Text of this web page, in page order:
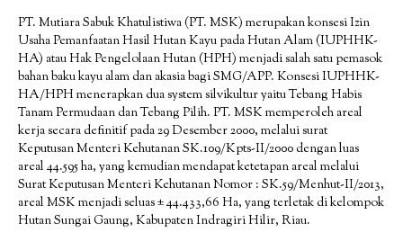
PT. Mutiara Sabuk Khatulistiwa (PT. MSK) merupakan konsesi Izin
Usaha Pemanfaatan Hasil Hutan Kayu pada Hutan Alam (IUPHHK-
HA) atau Hak Pengelolaan Hutan (HPH) menjadi salah satu pemasok
bahan baku kayu alam dan akasia bagi SMG/APP. Konsesi IUPHHK-
HA/HPH menerapkan dua system silvikultur yaitu Tebang Habis
Tanam Permudaan dan Tebang Pilih. PT. MSK memperoleh areal
kerja secara definitif pada 29 Desember 2000, melalui surat
Keputusan Menteri Kehutanan SK.109/Kpts-II/2000 dengan luas
areal 44.595 ha, yang kemudian mendapat ketetapan areal melalui
Surat Keputusan Menteri Kehutanan Nomor : SK.59/Menhut-II/2013,
areal MSK menjadi seluas ± 44.433,66 Ha, yang terletak di kelompok
Hutan Sungai Gaung, Kabupaten Indragiri Hilir, Riau.